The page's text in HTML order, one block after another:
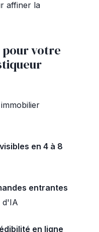
affiner la
pour votre
en 4 à 8
entrantes
d'IA
en ligne